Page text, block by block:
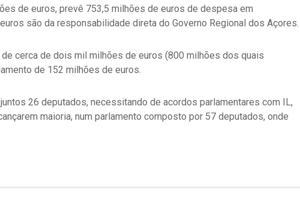
de euros, prevê 753,5 milhões de euros de despesa em
são da responsabilidade direta do Governo Regional dos Açores.
cerca de dois mil milhões de euros (800 milhões dos quais
de 152 milhões de euros.
26 deputados, necessitando de acordos parlamentares com IL,
maioria, num parlamento composto por 57 deputados, onde